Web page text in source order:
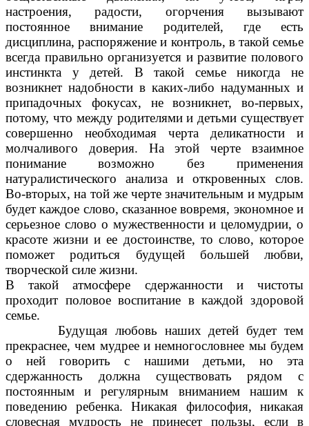
настроения, радости, огорчения вызывают
постоянное внимание родителей, где есть
дисциплина, распоряжение и контроль, в такой семье
всегда правильно организуется и развитие полового
инстинкта у детей. В такой семье никогда не
возникнет надобности в каких-либо надуманных и
припадочных фокусах, не возникнет, во-первых,
потому, что между родителями и детьми существует
совершенно необходимая черта деликатности и
молчаливого доверия. На этой черте взаимное
понимание возможно без применения
натуралистического анализа и откровенных слов.
Во-вторых, на той же черте значительным и мудрым
будет каждое слово, сказанное вовремя, экономное и
серьезное слово о мужественности и целомудрии, о
красоте жизни и ее достоинстве, то слово, которое
поможет родиться будущей большей любви,
творческой силе жизни.
В такой атмосфере сдержанности и чистоты
проходит половое воспитание в каждой здоровой
семье.
Будущая любовь наших детей будет тем
прекраснее, чем мудрее и немногословнее мы будем
о ней говорить с нашими детьми, но эта
сдержанность должна существовать рядом с
постоянным и регулярным вниманием нашим к
поведению ребенка. Никакая философия, никакая
словесная мудрость не принесет пользы, если в